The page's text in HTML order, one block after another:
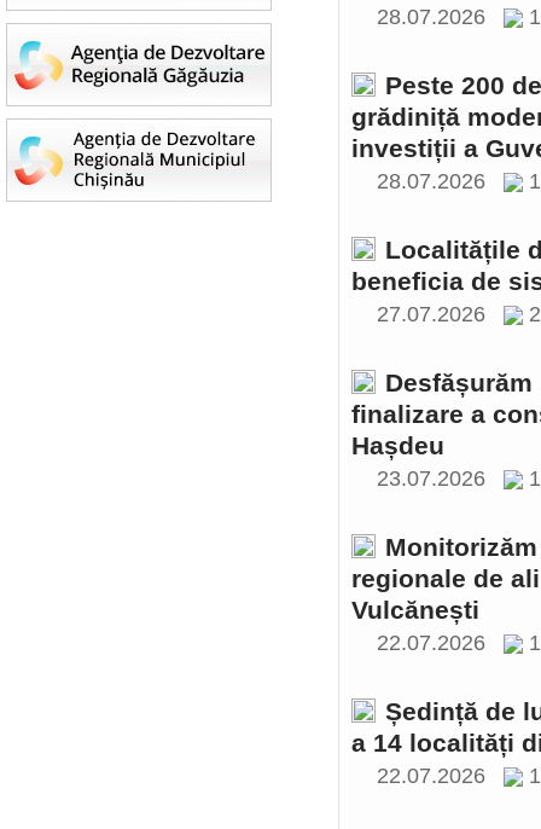
28.07.2026
Peste 200
grădiniță
investiții a
28.07.2026
Localitățile
beneficia de
27.07.2026
finalizare a
Hașdeu
23.07.2026
regionale de
Vulcănești
22.07.2026
Ședință de
a 14 localități
22.07.2026